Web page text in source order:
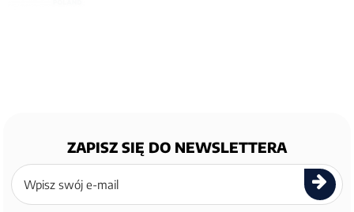
ZAPISZ SIĘ DO NEWSLETTERA
Zapisz
się
newslettera